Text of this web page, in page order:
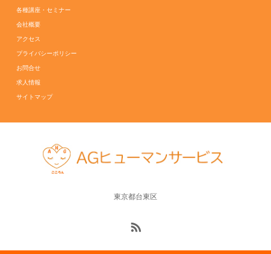
各種講座・セミナー
会社概要
アクセス
プライバシーポリシー
お問合せ
求人情報
サイトマップ
東京都台東区